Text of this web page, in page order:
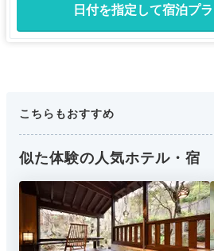
日付を指定して宿泊プ
こちらもおすすめ
似た体験の人気ホテル・宿